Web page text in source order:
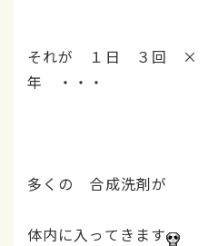
それが １日 ３回
年 ・・・
多くの 合成洗剤が
体内に入ってきます